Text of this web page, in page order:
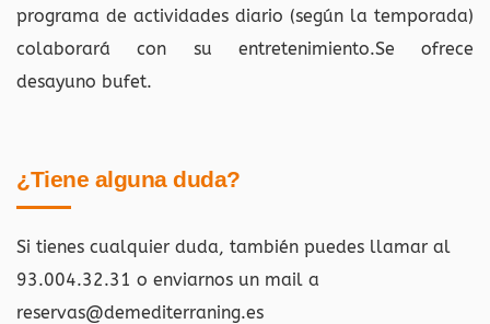
programa de actividades diario (según la temporada)
colaborará con su entretenimiento.Se ofrece
desayuno bufet.
¿Tiene alguna duda?
Si tienes cualquier duda, también puedes llamar al
93.004.32.31 o enviarnos un mail a
reservas@demediterraning.es